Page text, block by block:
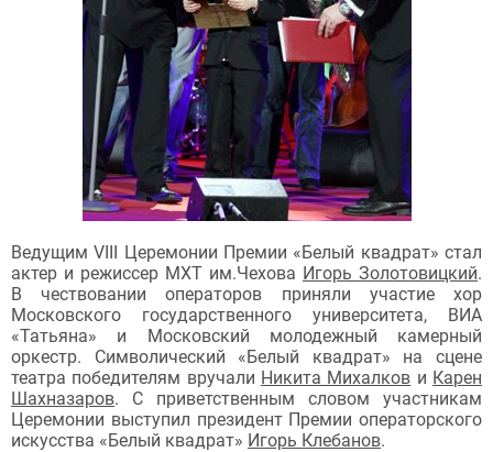
Ведущим VIII Церемонии Премии «Белый квадрат» стал
актер и режиссер МХТ им.Чехова Игорь Золотовицкий.
В чествовании операторов приняли участие хор
Московского государственного университета, ВИА
«Татьяна» и Московский молодежный камерный
оркестр. Символический «Белый квадрат» на сцене
театра победителям вручали Никита Михалков и Карен
Шахназаров. С приветственным словом участникам
Церемонии выступил президент Премии операторского
искусства «Белый квадрат» Игорь Клебанов.